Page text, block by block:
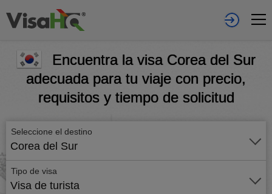
Encuentra la visa Corea del Sur
adecuada para tu viaje con precio,
requisitos y tiempo de solicitud
Seleccione el destino
Corea del Sur
Tipo de visa
Visa de turista